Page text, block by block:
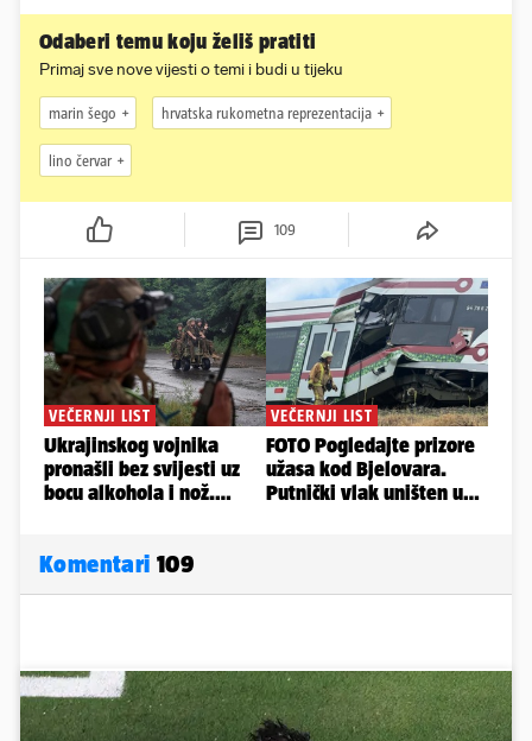
Odaberi temu koju želiš pratiti
Primaj sve nove vijesti o temi i budi u tijeku
marin šego hrvatska rukometna reprezentacija
lino červar
109
Komentari 109